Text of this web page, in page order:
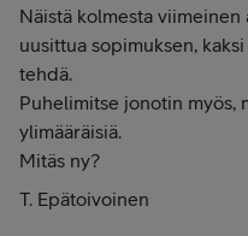
Näistä kolmesta viimeinen
uusittua sopimuksen,
tehdä.
Puhelimitse jonotin myös,
ylimääräisiä.
Mitäs ny?
T. Epätoivoinen